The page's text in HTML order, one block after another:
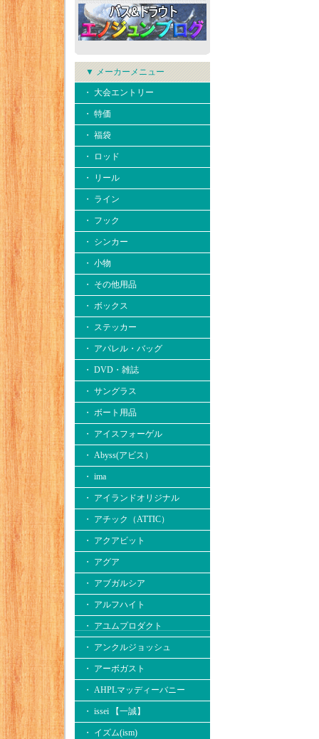
▼ メーカーメニュー
・ 大会エントリー
・ 特価
・ 福袋
・ ロッド
・ リール
・ ライン
・ フック
・ シンカー
・ 小物
・ その他用品
・ ボックス
・ ステッカー
・ アパレル・バッグ
・ DVD・雑誌
・ サングラス
・ ボート用品
・ アイスフォーゲル
・ Abyss(アビス）
・ ima
・ アイランドオリジナル
・ アチック（ATTIC）
・ アクアビット
・ アグア
・ アブガルシア
・ アルフハイト
・ アユムプロダクト
・ アンクルジョッシュ
・ アーボガスト
・ AHPLマッディーバニー
・ issei 【一誠】
・ イズム(ism)